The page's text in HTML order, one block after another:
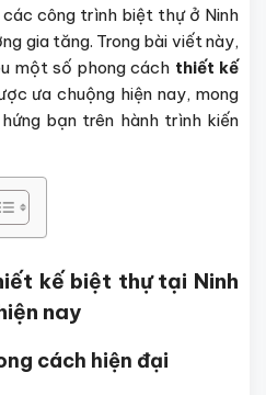
công trình biệt thự ở Ninh
gia tăng. Trong bài viết này,
một số phong cách thiết kế
ưa chuộng hiện nay, mong
bạn trên hành trình kiến
kế biệt thự tại Ninh
nay
cách hiện đại